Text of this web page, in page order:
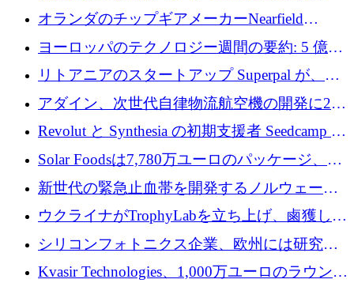
Explorer のご紹介
オランダのチップギアメーカーNearfield
Instrumentsが3億8,000万ドルを調達
ヨーロッパのテクノロジー週間の要約: 5 億
8,500 万ユーロを超える 60 以上のテクノロジ
ー資金調達取引
リトアニアのスタートアップ Superpal が、
Slack 内に構築された AI コワーカー プラット
フォームのために 50 万ユーロを調達
アダイン、次世代自律物流航空機の開発に250
万ユーロを確保
Revolut と Synthesia の初期支援者 Seedcamp が
3 億 2,000 万ドルを調達、米国に投資
Solar Foodsは7,780万ユーロのパッケージ、5
億ユーロの防衛および二重用途成長基金EDM
を開始、ヨーロッパのシリコンフォトニクス
に警告
新世代の緊急止血帯を開発するノルウェーの
スタートアップ企業を紹介する
ウクライナがTrophyLabを立ち上げ、鹵獲した
ロシア兵器を戦場の研究開発プラットフォー
ムに変える
シリコンフォトニクス企業、欧州には研究を
商業的に成功させるためのインフラが不足し
Kvasir Technologies、1,000万ユーロのラウンド